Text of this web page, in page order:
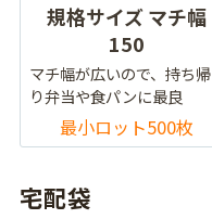
規格サイズ マチ幅
150
マチ幅が広いので、持ち帰
り弁当や食パンに最良
最小ロット500枚
宅配袋